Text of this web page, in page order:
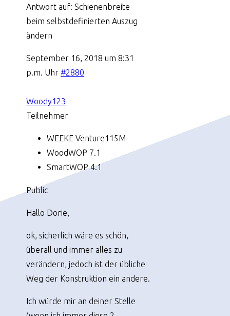
Antwort auf: Schienenbreite
beim selbstdefinierten Auszug
ändern
September 16, 2018 um 8:31
p.m. Uhr #2880
Woody123
Teilnehmer
WEEKE Venture115M
WoodWOP 7.1
SmartWOP 4.1
Public
Hallo Dorie,
ok, sicherlich wäre es schön,
überall und immer alles zu
verändern, jedoch ist der übliche
Weg der Konstruktion ein andere.
Ich würde mir an deiner Stelle